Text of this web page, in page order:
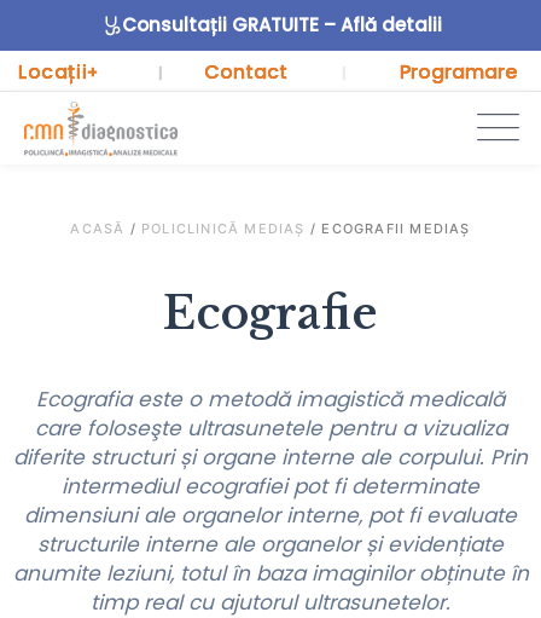
Consultații GRATUITE – Află detalii
Locații+ | Contact Programare
ACASĂ / POLICLINICĂ MEDIAȘ / ECOGRAFII MEDIAȘ
Ecografie
Ecografia este o metodă imagistică medicală
care foloseşte ultrasunetele pentru a vizualiza
diferite structuri și organe interne ale corpului. Prin
intermediul ecografiei pot fi determinate
dimensiuni ale organelor interne, pot fi evaluate
structurile interne ale organelor și evidențiate
anumite leziuni, totul în baza imaginilor obținute în
timp real cu ajutorul ultrasunetelor.